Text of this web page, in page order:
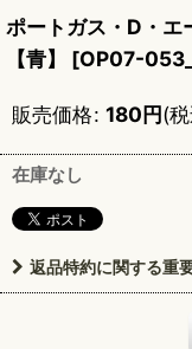
ポートガス・D・エ
【青】
[OP07-
販売価格: 180円(
在庫なし
返品特約に関する重